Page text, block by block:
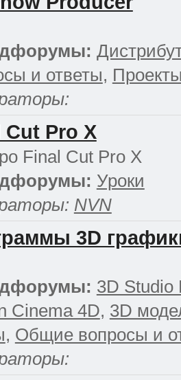
и ответы,
Cut Pro X
Final Cut Pro X
Уроки
NVN
3D
3D Studio
Cinema 4D, 3D
, Общие вопросы и